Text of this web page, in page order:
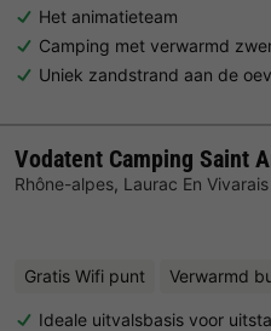
Het animatieteam
Camping met verwarmd
Uniek zandstrand aan de
Vodatent Camping Saint
Rhône-alpes, Laurac En Vivarais
Gratis Wifi punt Verwarmd
Ideale uitvalsbasis voor